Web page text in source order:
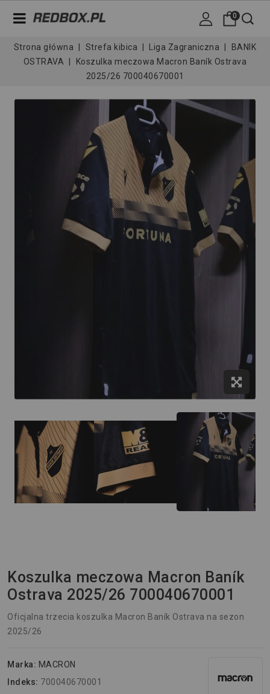
0
Strona główna Strefa kibica Liga Zagraniczna
BANIK
OSTRAVA
Koszulka meczowa Macron Baník Ostrava
2025/26 700040670001
Koszulka meczowa Macron Baník
Ostrava 2025/26 700040670001
Oficjalna trzecia koszulka Macron Baník Ostrava na sezon
2025/26
Marka: MACRON
Indeks: 700040670001